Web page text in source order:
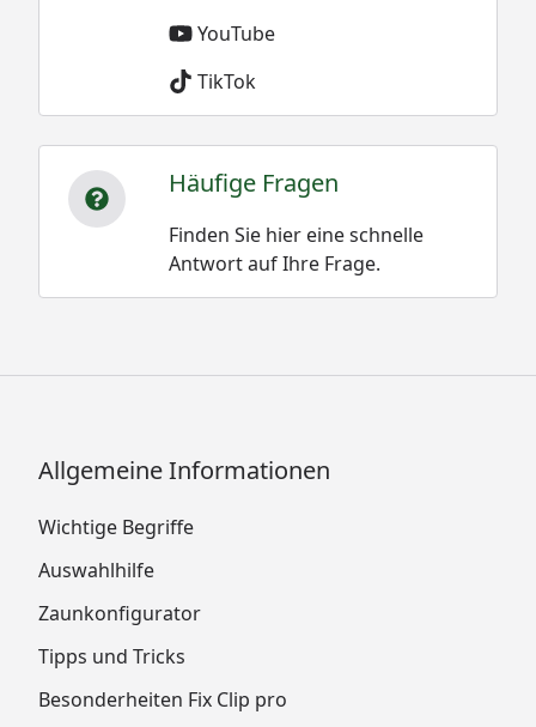
YouTube
TikTok
Häufige Fragen
Finden Sie hier eine schnelle
Antwort auf Ihre Frage.
Allgemeine Informationen
Wichtige Begriffe
Auswahlhilfe
Zaunkonfigurator
Tipps und Tricks
Besonderheiten Fix Clip pro